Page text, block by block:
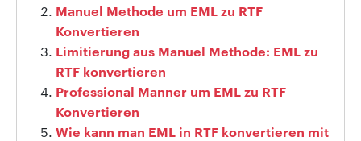
Manuel Methode um EML zu RTF
Konvertieren
Limitierung aus Manuel Methode: EML zu
RTF konvertieren
Professional Manner um EML zu RTF
Konvertieren
Wie kann man EML in RTF konvertieren mit